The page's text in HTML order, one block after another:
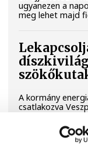
ugyanezen a
meg lehet majd
A kormány
csatlakozva
és